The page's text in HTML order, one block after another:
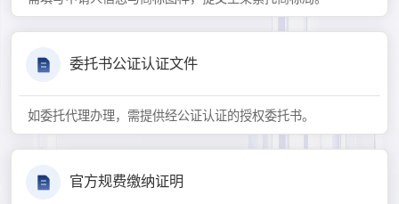
委托书公证认证文件
如委托代理办理，需提供经公证认证的授权委托书。
官方规费缴纳证明